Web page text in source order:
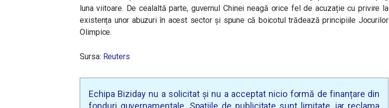
luna viitoare. De cealaltă parte, guvernul Chinei neagă orice fel de acuzație cu privire la
existența unor abuzuri în acest sector și spune că boicotul trădează principiile Jocurilor
Olimpice.
Sursa: Reuters
Echipa Biziday nu a solicitat și nu a acceptat nicio formă de finanțare din
fonduri guvernamentale. Spațiile de publicitate sunt limitate, iar reclama